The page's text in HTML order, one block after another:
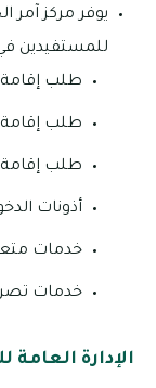
يوفر مركز
للمستفيدين
طلب إقامة
طلب
طلب إقامة
أذونات
خدمات
خدمات
الإدارة العامة